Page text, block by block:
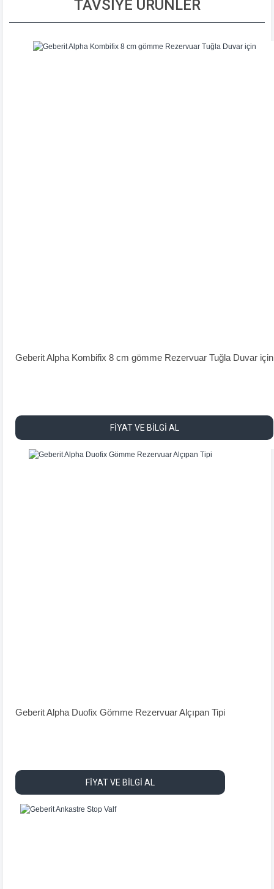
TAVSİYE ÜRÜNLER
Geberit Alpha Kombifix 8 cm gömme Rezervuar Tuğla Duvar için
FİYAT VE BİLGİ AL
Geberit Alpha Duofix Gömme Rezervuar Alçıpan Tipi
FİYAT VE BİLGİ AL